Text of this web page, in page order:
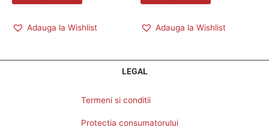
Adauga la Wishlist Adauga la Wishlist
LEGAL
Termeni si conditii
Protectia consumatorului